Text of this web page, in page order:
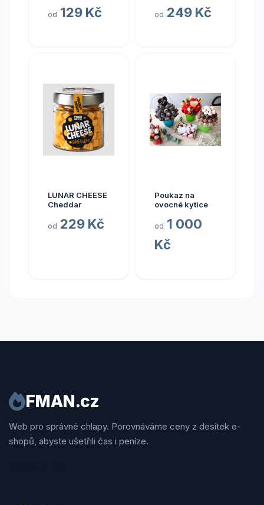
od 129 Kč od 249 Kč
LUNAR CHEESE
Cheddar
od 229 Kč
Poukaz na
ovocné kytice
od 1 000
Kč
FMAN.cz
Web pro správné chlapy. Porovnáváme ceny z desítek e-
shopů, abyste ušetřili čas i peníze.